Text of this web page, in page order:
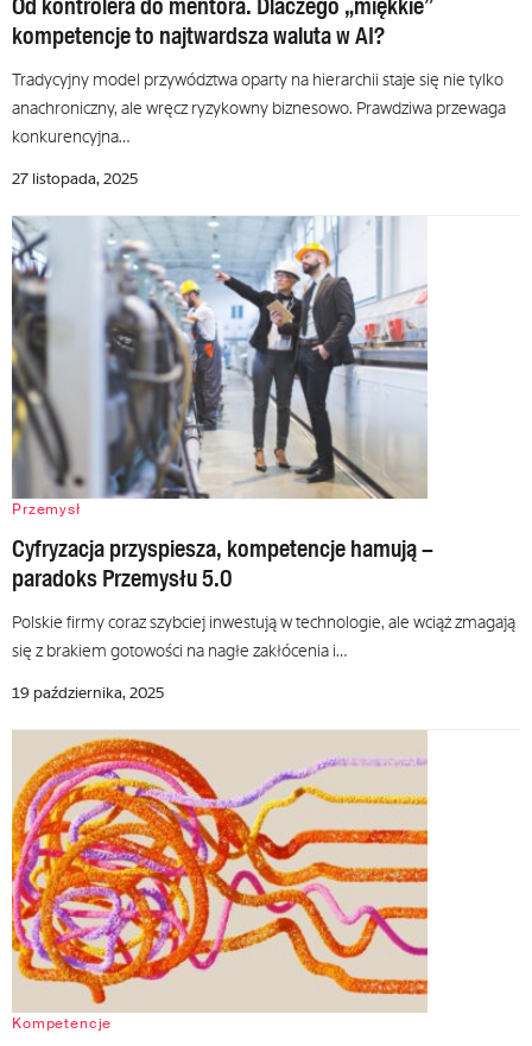
kompetencje to najtwardsza waluta w AI?
Tradycyjny model przywództwa oparty na hierarchii staje się nie tylko
anachroniczny, ale wręcz ryzykowny biznesowo. Prawdziwa przewaga
konkurencyjna…
27 listopada, 2025
Przemysł
Cyfryzacja przyspiesza, kompetencje hamują –
paradoks Przemysłu 5.0
Polskie firmy coraz szybciej inwestują w technologie, ale wciąż zmagają
się z brakiem gotowości na nagłe zakłócenia i…
19 października, 2025
Kompetencje